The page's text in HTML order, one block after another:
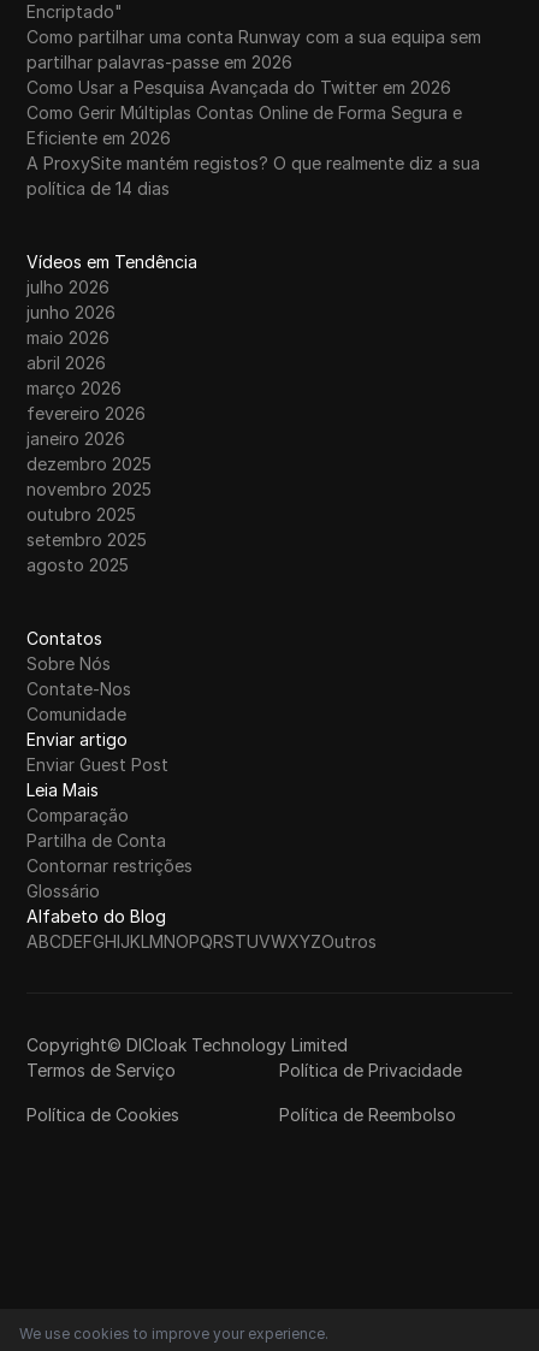
Encriptado"
Como partilhar uma conta Runway com a sua equipa sem
partilhar palavras-passe em 2026
Como Usar a Pesquisa Avançada do Twitter em 2026
Como Gerir Múltiplas Contas Online de Forma Segura e
Eficiente em 2026
A ProxySite mantém registos? O que realmente diz a sua
política de 14 dias
Vídeos em Tendência
julho 2026
junho 2026
maio 2026
abril 2026
março 2026
fevereiro 2026
janeiro 2026
dezembro 2025
novembro 2025
outubro 2025
setembro 2025
agosto 2025
Contatos
Sobre Nós
Contate-Nos
Comunidade
Enviar artigo
Enviar Guest Post
Leia Mais
Comparação
Partilha de Conta
Contornar restrições
Glossário
Alfabeto do Blog
ABCDEFGHIJKLMNOPQRSTUVWXYZOutros
Copyright© DICloak Technology Limited
Termos de Serviço
Política de Privacidade
Política de Cookies Política de Reembolso
We use cookies to improve your experience.